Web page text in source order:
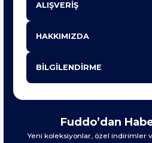
ALIŞVERİŞ
HAKKIMIZDA
BİLGİLENDİRME
Fuddo’dan
Yeni koleksiyonlar, özel indirimler